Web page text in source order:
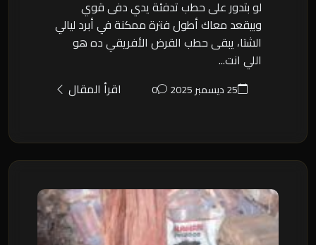
لو بتدور على حطب تدفئة يدي دفى قوي
وبيقعد معاك أطول فترة ممكنة في أبرد ليالي
الشتا، يبقى حطب القرض الأفريقي ده هو
اللي انت...
25 ديسمبر 2025 0 اقرأ المقال